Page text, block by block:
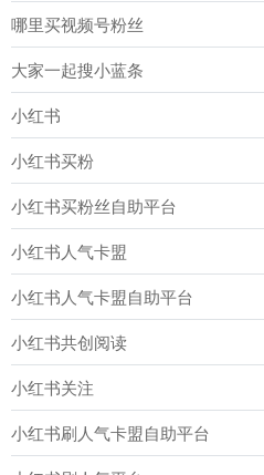
哪里买视频号粉丝
大家一起搜小蓝条
小红书
小红书买粉
小红书买粉丝自助平台
小红书人气卡盟
小红书人气卡盟自助平台
小红书共创阅读
小红书关注
小红书刷人气卡盟自助平台